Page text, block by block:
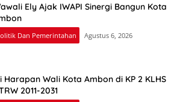
Ely Ajak IWAPI Sinergi Bangun Kota
Dan Pemerintahan Agustus 6, 2026
Harapan Wali Kota Ambon di KP 2 KLHS
2011-2031